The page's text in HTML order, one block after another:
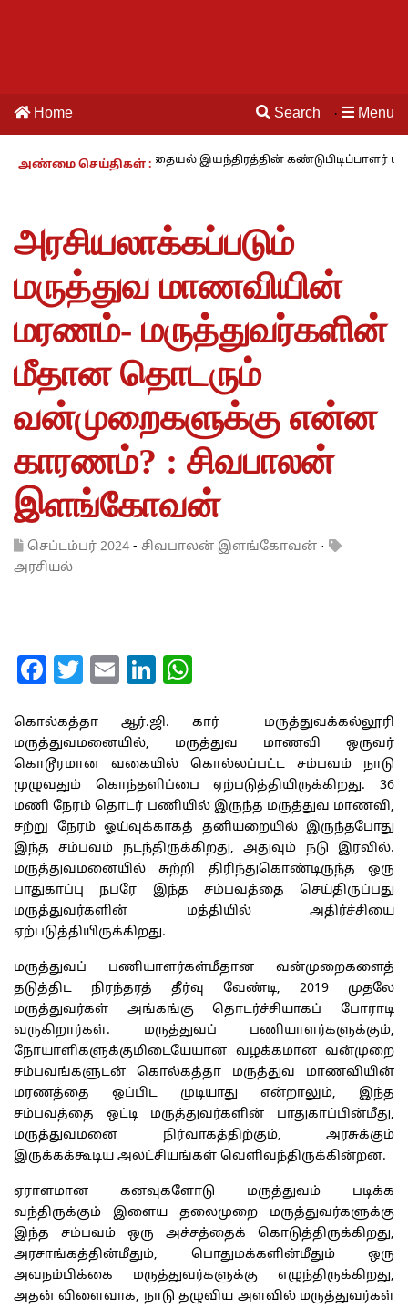
Home Search · Menu
அண்மை செய்திகள் :
காலம் – 27 : தையல் இயந்திரத்தின் கண்டுபிடிப்பாளர் யார்? -
அரசியலாக்கப்படும்
மருத்துவ மாணவியின்
மரணம்- மருத்துவர்களின்
மீதான தொடரும்
வன்முறைகளுக்கு என்ன
காரணம்? : சிவபாலன்
இளங்கோவன்
செப்டம்பர் 2024 - சிவபாலன் இளங்கோவன் ·
அரசியல்
Facebook
Twitter
EmailLinkedIn
கொல்கத்தா ஆர்.ஜி. கார் மருத்துவக்கல்லூரி
மருத்துவமனையில், மருத்துவ மாணவி ஒருவர்
கொடூரமான வகையில் கொல்லப்பட்ட சம்பவம் நாடு
முழுவதும் கொந்தளிப்பை ஏற்படுத்தியிருக்கிறது. 36
மணி நேரம் தொடர் பணியில் இருந்த மருத்துவ மாணவி,
சற்று நேரம் ஓய்வுக்காகத் தனியறையில் இருந்தபோது
இந்த சம்பவம் நடந்திருக்கிறது, அதுவும் நடு இரவில்.
மருத்துவமனையில் சுற்றி திரிந்துகொண்டிருந்த ஒரு
பாதுகாப்பு நபரே இந்த சம்பவத்தை செய்திருப்பது
மருத்துவர்களின் மத்தியில் அதிர்ச்சியை
ஏற்படுத்தியிருக்கிறது.
மருத்துவப் பணியாளர்கள்மீதான வன்முறைகளைத்
தடுத்திட நிரந்தரத் தீர்வு வேண்டி, 2019 முதலே
மருத்துவர்கள் அங்கங்கு தொடர்ச்சியாகப் போராடி
வருகிறார்கள். மருத்துவப் பணியாளர்களுக்கும்,
நோயாளிகளுக்குமிடையேயான வழக்கமான வன்முறை
சம்பவங்களுடன் கொல்கத்தா மருத்துவ மாணவியின்
மரணத்தை ஒப்பிட முடியாது என்றாலும், இந்த
சம்பவத்தை ஒட்டி மருத்துவர்களின் பாதுகாப்பின்மீது,
மருத்துவமனை நிர்வாகத்திற்கும், அரசுக்கும்
இருக்கக்கூடிய அலட்சியங்கள் வெளிவந்திருக்கின்றன.
ஏராளமான கனவுகளோடு மருத்துவம் படிக்க
வந்திருக்கும் இளைய தலைமுறை மருத்துவர்களுக்கு
இந்த சம்பவம் ஒரு அச்சத்தைக் கொடுத்திருக்கிறது,
அரசாங்கத்தின்மீதும், பொதுமக்களின்மீதும் ஒரு
அவநம்பிக்கை மருத்துவர்களுக்கு எழுந்திருக்கிறது,
அதன் விளைவாக, நாடு தழுவிய அளவில் மருத்துவர்கள்